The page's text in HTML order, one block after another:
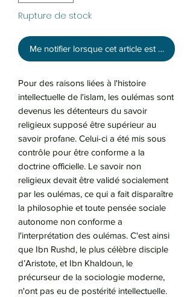
Rupture de stock
Me notifier lorsque cet article est disponible
Pour des raisons liées à l'histoire
intellectuelle de l'islam, les oulémas sont
devenus les détenteurs du savoir
religieux supposé être supérieur au
savoir profane. Celui-ci a été mis sous
contrôle pour être conforme a la
doctrine officielle. Le savoir non
religieux devait être validé socialement
par les oulémas, ce qui a fait disparaître
la philosophie et toute pensée sociale
autonome non conforme a
l'interprétation des oulémas. C'est ainsi
que Ibn Rushd, le plus célèbre disciple
d’Aristote, et Ibn Khaldoun, le
précurseur de la sociologie moderne,
n'ont pas eu de postérité intellectuelle.